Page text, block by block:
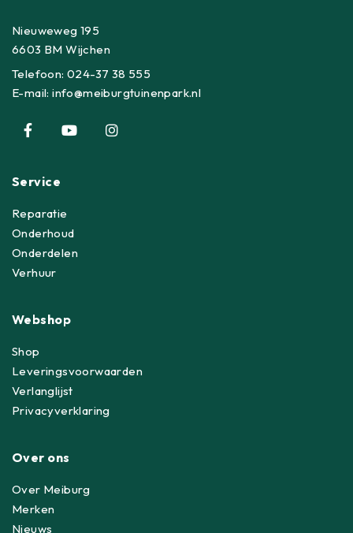
Nieuweweg 195
6603 BM Wijchen
Telefoon:024-37 38 555
E-mail:info@meiburgtuinenpark.nl
Service
Reparatie
Onderhoud
Onderdelen
Verhuur
Webshop
Shop
Leveringsvoorwaarden
Verlanglijst
Privacyverklaring
Over ons
Over Meiburg
Merken
Nieuws